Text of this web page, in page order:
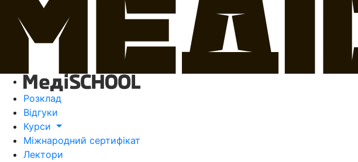
Розклад
Відгуки
Курси
Міжнародний сертифікат
Лектори